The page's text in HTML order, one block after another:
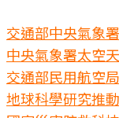
交通部中央氣象
中央氣象署太空
交通部民用航空
地球科學研究推